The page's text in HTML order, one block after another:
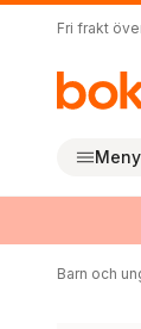
Fri frakt
Meny
Barn och